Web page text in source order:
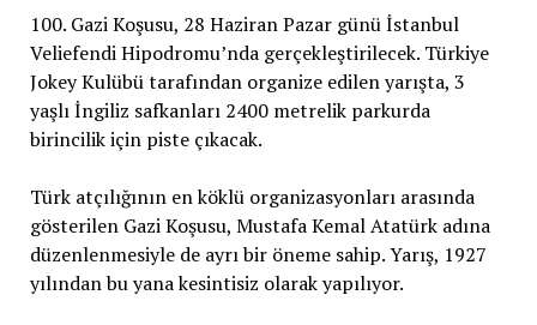
100. Gazi Koşusu, 28 Haziran Pazar günü İstanbul
Veliefendi Hipodromu’nda gerçekleştirilecek. Türkiye
Jokey Kulübü tarafından organize edilen yarışta, 3
yaşlı İngiliz safkanları 2400 metrelik parkurda
birincilik için piste çıkacak.
Türk atçılığının en köklü organizasyonları arasında
gösterilen Gazi Koşusu, Mustafa Kemal Atatürk adına
düzenlenmesiyle de ayrı bir öneme sahip. Yarış, 1927
yılından bu yana kesintisiz olarak yapılıyor.